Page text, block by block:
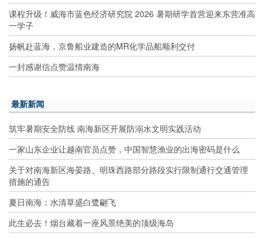
课程升级！威海市蓝色经济研究院 2026 暑期研学首营迎来东营准高
一学子
扬帆赴蓝海，京鲁船业建造的MR化学品船顺利交付
一封感谢信点赞温情南海
最新新闻
筑牢暑期安全防线 南海新区开展防溺水文明实践活动
一家山东企业让越南官员点赞，中国智慧渔业的出海密码是什么
关于对南海新区海晏路、明珠西路部分路段实行限制通行交通管理
措施的通告
夏日南海：水清草盛白鹭翩飞
此生必去！烟台藏着一座风景绝美的顶级海岛